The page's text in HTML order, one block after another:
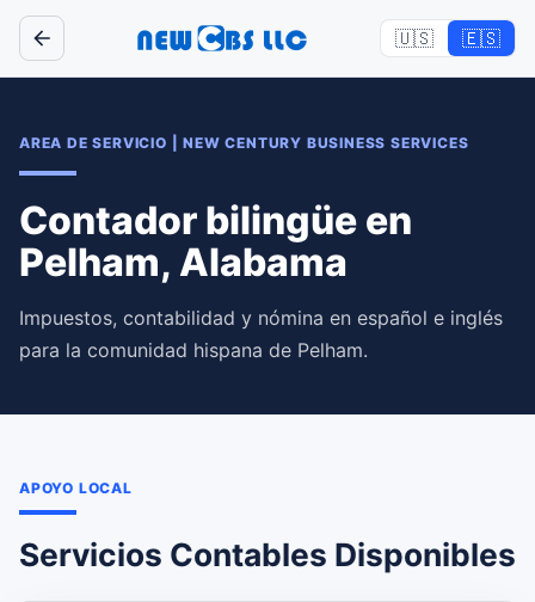
🇺🇸 🇪🇸
AREA DE SERVICIO |NEW CENTURY BUSINESS SERVICES
Contador bilingüe en
Pelham, Alabama
Impuestos, contabilidad y nómina en español e inglés
para la comunidad hispana de Pelham.
APOYO LOCAL
Servicios Contables Disponibles